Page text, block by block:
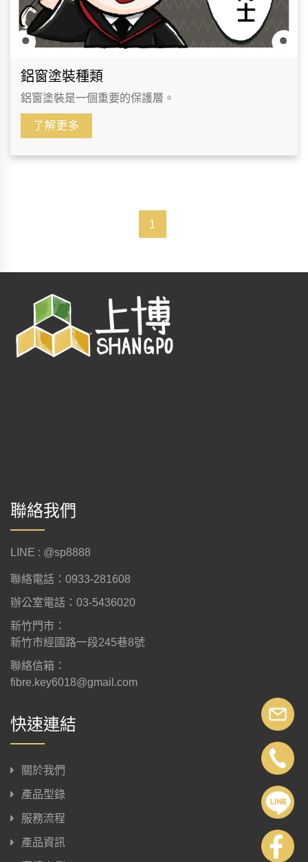
鋁窗塗裝種類
鋁窗塗裝是一個重要的保護層。
了解更多
1
聯絡我們
LINE : @sp8888
聯絡電話：0933-281608
辦公室電話：03-5436020
新竹門市：
新竹市經國路一段245巷8號
聯絡信箱：
fibre.key6018@gmail.com
快速連結
關於我們
產品型錄
服務流程
產品資訊